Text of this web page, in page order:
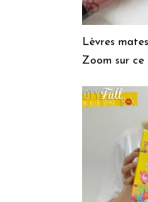
Lèvres
Zoom sur ce